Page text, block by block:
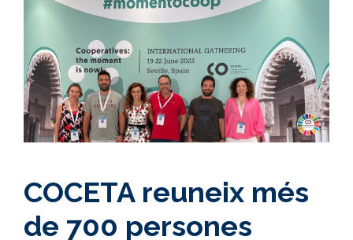
COCETA reuneix més
de 700 persones